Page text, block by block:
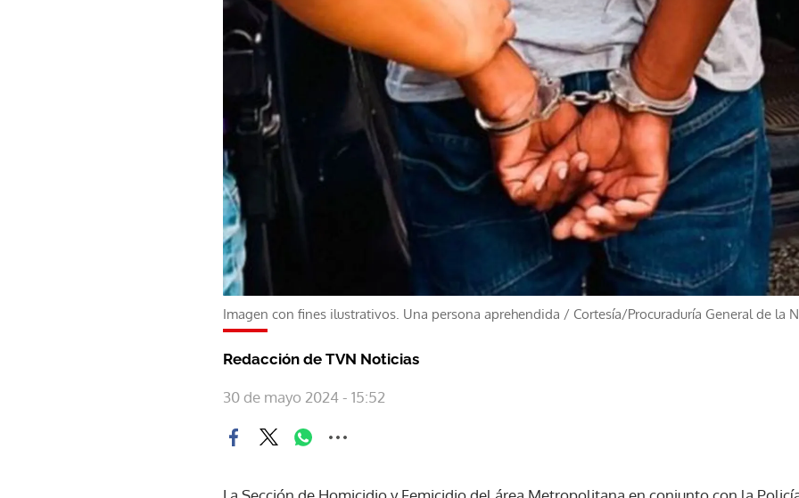
Imagen con fines ilustrativos. Una persona aprehendida / Cortesía/Procuraduría General de la
Redacción de TVN Noticias
30 de mayo 2024 - 15:52